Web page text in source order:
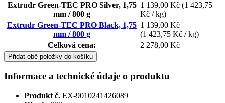
Extrudr Green-TEC PRO Silver, 1,75
mm / 800 g
1 139,00 Kč (1 423,75
Kč / kg)
Extrudr Green-TEC PRO Black, 1,75
mm / 800 g
1 139,00 Kč
(1 423,75 Kč / kg)
Celková cena:
2 278,00 Kč
Přidat obě položky do košíku
Informace a technické údaje o produktu
Produkt č. EX-9010241426089